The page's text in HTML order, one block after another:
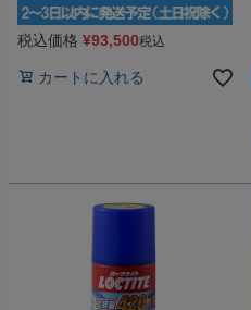
税込価格 ¥93,500税込
カートに入れる